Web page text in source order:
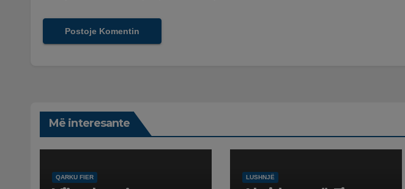
Më interesante
QARKU FIER LUSHNJË